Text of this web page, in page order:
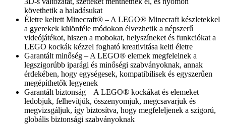
követhetik a haladásukat
Életre keltett Minecraft® – A LEGO® Minecraft készletekkel
a gyerekek különféle módokon élvezhetik a népszerű
videójátékot, hiszen a mobokat, helyszíneket és funkciókat a
LEGO kockák kézzel fogható kreativitása kelti életre
Garantált minőség – A LEGO® elemek megfelelnek a
legszigorúbb iparági és minőségi szabványoknak, annak
érdekében, hogy egységesek, kompatibilisek és egyszerűen
megépíthetők legyenek
Garantált biztonság – A LEGO® kockákat és elemeket
ledobjuk, felhevítjük, összenyomjuk, megcsavarjuk és
megvizsgáljuk, így biztosítva, hogy megfeleljenek a szigorú,
globális biztonsági szabványoknak